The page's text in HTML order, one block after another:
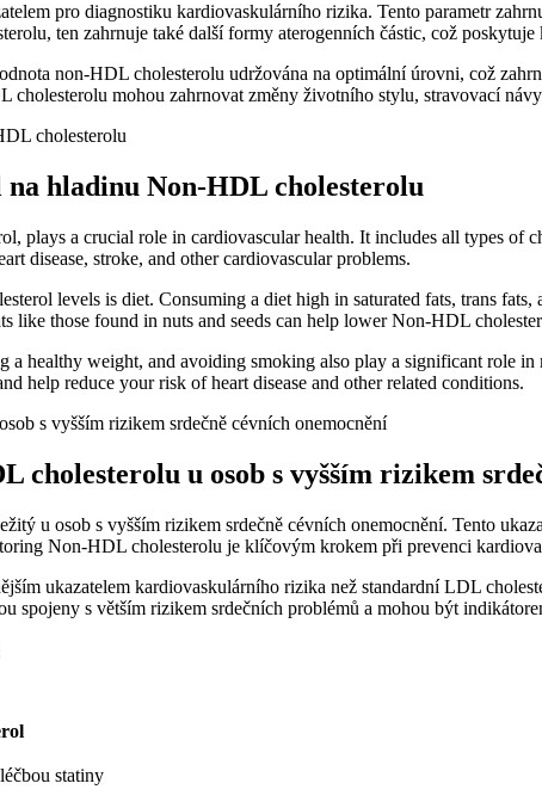
pro diagnostiku kardiovaskulárního ​rizika. Tento parametr
ten zahrnuje také další formy aterogenních částic, což
non-HDL cholesterolu udržována na ‍optimální ⁤úrovni, což⁢
mohou zahrnovat změny životního ⁣stylu, stravovací
‍hladinu Non-HDL cholesterolu
plays a crucial⁣ role in cardiovascular health. It includes all⁣ types
disease, stroke, and other cardiovascular problems.
levels is diet. Consuming a diet high in saturated fats, trans
like those found ‌in⁤ nuts and seeds can help lower Non-HDL
a healthy weight, and avoiding smoking ‍also play a ⁣significant role
⁣help reduce your⁢ risk of heart disease and other related conditions.
cholesterolu u osob s vyšším rizikem
u ‍osob s vyšším rizikem srdečně⁢ cévních onemocnění. Tento
⁢Non-HDL cholesterolu je klíčovým krokem při prevenci
ukazatelem kardiovaskulárního‌ rizika než standardní LDL
spojeny s větším rizikem srdečních problémů a mohou být